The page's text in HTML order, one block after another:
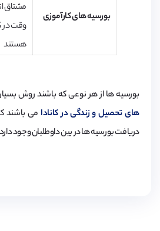
بورسیه ‌های کارآموزی
مشتاق
وقت در
هستند
بورسیه ها از هر نوعی که باشند روش
های تحصیل و زندگی در کانادا می باشند
دریافت بورسیه ها در بین داوطلبان وجود